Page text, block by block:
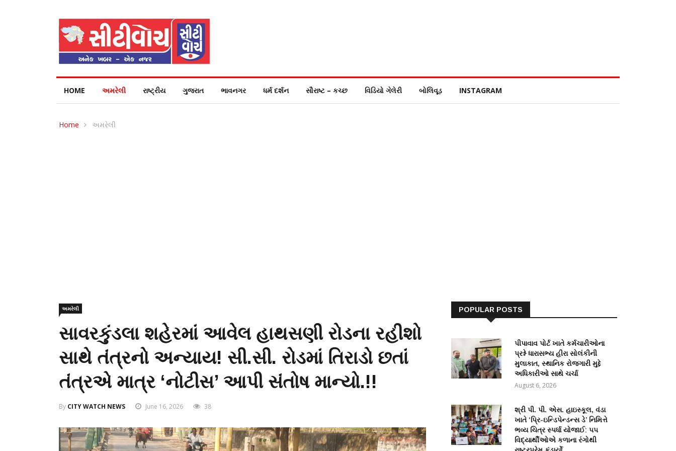
HOME અમરેલી રાષ્ટ્રીય ગુજરાત ભાવનગર ધર્મ દર્શન સૌરાષ્ટ – કચ્છ વિડિયો ગેલેરી બોલિવૂડ INSTAGRAM
Home અમરેલી
અમરેલી
સાવરકુંડલા શહેરમાં આવેલ હાથસણી રોડના રહીશો
સાથે તંત્રનો અન્યાય! સી.સી. રોડમાં તિરાડો છતાં
તંત્રએ માત્ર ‘નોટીસ’ આપી સંતોષ માન્યો.!!
By CITY WATCH NEWS June 16, 2026 38
POPULAR POSTS
પીપાવાવ પોર્ટ ખાતે કર્મચારીઓના
પ્રશ્ને ધારાસભ્ય હીરા સોલંકીની
મુલાકાત, સ્થાનિક રોજગારી મુદ્દે
અધિકારીઓ સાથે ચર્ચા
August 6, 2026
શ્રી પી. પી. એસ. હાઇસ્કૂલ, વંડા
ખાતે ‘પ્રિ-ઇન્ડિપેન્ડન્સ ડે’ નિમિત્તે
ભવ્ય ચિત્ર સ્પર્ધા યોજાઈ: ૫૫
વિદ્યાર્થીઓએ કળાના રંગોથી